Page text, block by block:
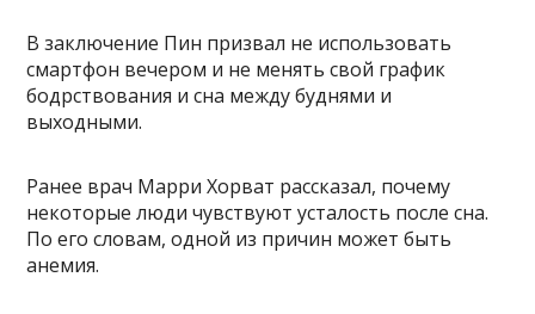
В заключение Пин призвал не использовать
смартфон вечером и не менять свой график
бодрствования и сна между буднями и
выходными.
Ранее врач Марри Хорват рассказал, почему
некоторые люди чувствуют усталость после сна.
По его словам, одной из причин может быть
анемия.